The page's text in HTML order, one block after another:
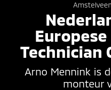
Technician
Arno Mennink is
monteur